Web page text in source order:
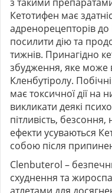
Кетотифен має
адренорецепторів
посилити дію та
тижнів. Принагідно
збудження, яке може
Кленбутіролу.
має токсичної дії на
викликати деякі
пітливість,
ефекти усуваються
собою після
Clenbuterol –
схуднення та